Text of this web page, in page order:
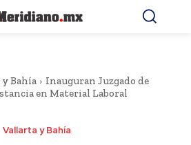
Bahía
Inauguran Juzgado de
en Material Laboral
Vallarta y Bahía